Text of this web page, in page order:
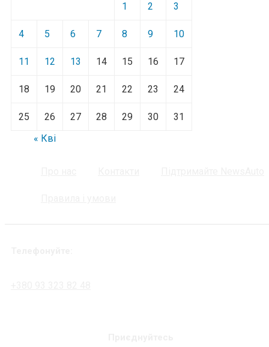
1 2 3
4 5 6 7 8 9 10
11 12 13 14 15 16 17
18 19 20 21 22 23 24
25 26 27 28 29 30
31
« Кві